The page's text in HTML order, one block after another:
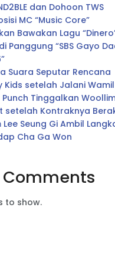
dan Dohoon TWS
MC “Music Core”
Bawakan Lagu
Panggung “SBS Gayo
Suara Seputar Rencana
Kids setelah Jalani Wamil
Punch Tinggalkan
setelah Kontraknya
Seung Gi Ambil
Cha Ga Won
Comments
to show.